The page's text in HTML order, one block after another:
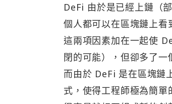
DeFi 由於是已經上鏈（
個人都可以在區塊鏈上看
這兩項因素加在一起使
閉的可能），但卻多了一
而由於 DeFi 是在區塊鏈
式，使得工程師極為簡